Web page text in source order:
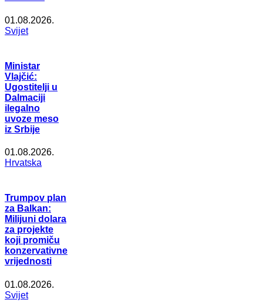
01.08.2026.
Svijet
Ministar
Vlajčić:
Ugostitelji u
Dalmaciji
ilegalno
uvoze meso
iz Srbije
01.08.2026.
Hrvatska
Trumpov plan
za Balkan:
Milijuni dolara
za projekte
koji promiču
konzervativne
vrijednosti
01.08.2026.
Svijet